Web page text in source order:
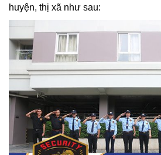
huyện, thị xã như sau: